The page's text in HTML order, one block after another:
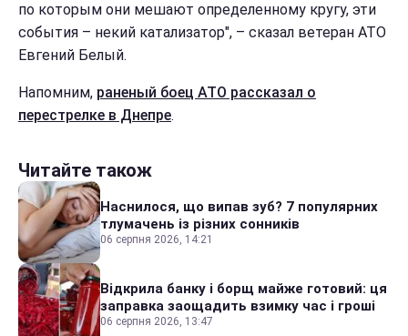
по которым они мешают определенному кругу, эти
события – некий катализатор", – сказал ветеран АТО
Евгений Белый.
Напомним, раненый боец АТО рассказал о
перестрелке в Днепре.
Читайте також
Наснилося, що випав зуб? 7 популярних
тлумачень із різних сонників
06 серпня 2026, 14:21
Відкрила банку і борщ майже готовий: ця
заправка заощадить взимку час і гроші
06 серпня 2026, 13:47